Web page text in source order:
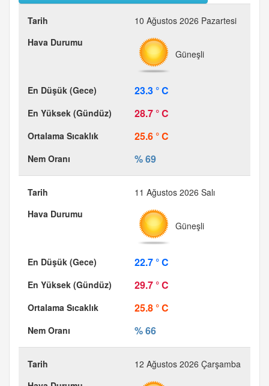
10 Ağustos 2026 Pazartesi
Güneşli
23.3 ° C
28.7 ° C
25.6 ° C
% 69
11 Ağustos 2026 Salı
Güneşli
22.7 ° C
29.7 ° C
25.8 ° C
% 66
12 Ağustos 2026 Çarşamba